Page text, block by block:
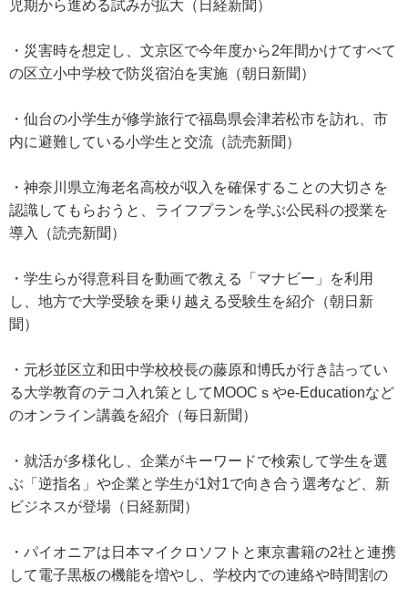
児期から進める試みが拡大（日経新聞）
・災害時を想定し、文京区で今年度から2年間かけてすべて
の区立小中学校で防災宿泊を実施（朝日新聞）
・仙台の小学生が修学旅行で福島県会津若松市を訪れ、市
内に避難している小学生と交流（読売新聞）
・神奈川県立海老名高校が収入を確保することの大切さを
認識してもらおうと、ライフプランを学ぶ公民科の授業を
導入（読売新聞）
・学生らが得意科目を動画で教える「マナビー」を利用
し、地方で大学受験を乗り越える受験生を紹介（朝日新
聞）
・元杉並区立和田中学校校長の藤原和博氏が行き詰ってい
る大学教育のテコ入れ策としてMOOCｓやe-Educationなど
のオンライン講義を紹介（毎日新聞）
・就活が多様化し、企業がキーワードで検索して学生を選
ぶ「逆指名」や企業と学生が1対1で向き合う選考など、新
ビジネスが登場（日経新聞）
・パイオニアは日本マイクロソフトと東京書籍の2社と連携
して電子黒板の機能を増やし、学校内での連絡や時間割の